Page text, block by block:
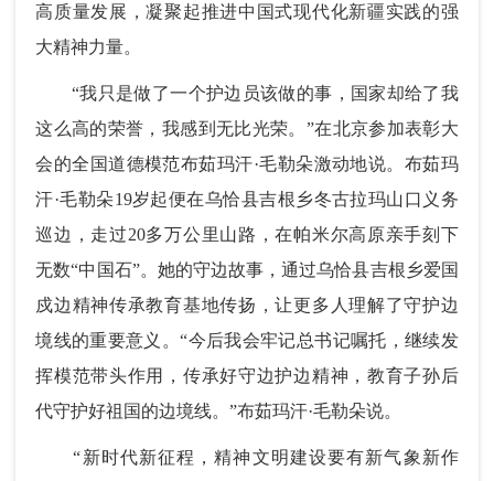
高质量发展，凝聚起推进中国式现代化新疆实践的强
大精神力量。
“我只是做了一个护边员该做的事，国家却给了我
这么高的荣誉，我感到无比光荣。”在北京参加表彰大
会的全国道德模范布茹玛汗·毛勒朵激动地说。布茹玛
汗·毛勒朵19岁起便在乌恰县吉根乡冬古拉玛山口义务
巡边，走过20多万公里山路，在帕米尔高原亲手刻下
无数“中国石”。她的守边故事，通过乌恰县吉根乡爱国
戍边精神传承教育基地传扬，让更多人理解了守护边
境线的重要意义。“今后我会牢记总书记嘱托，继续发
挥模范带头作用，传承好守边护边精神，教育子孙后
代守护好祖国的边境线。”布茹玛汗·毛勒朵说。
“新时代新征程，精神文明建设要有新气象新作